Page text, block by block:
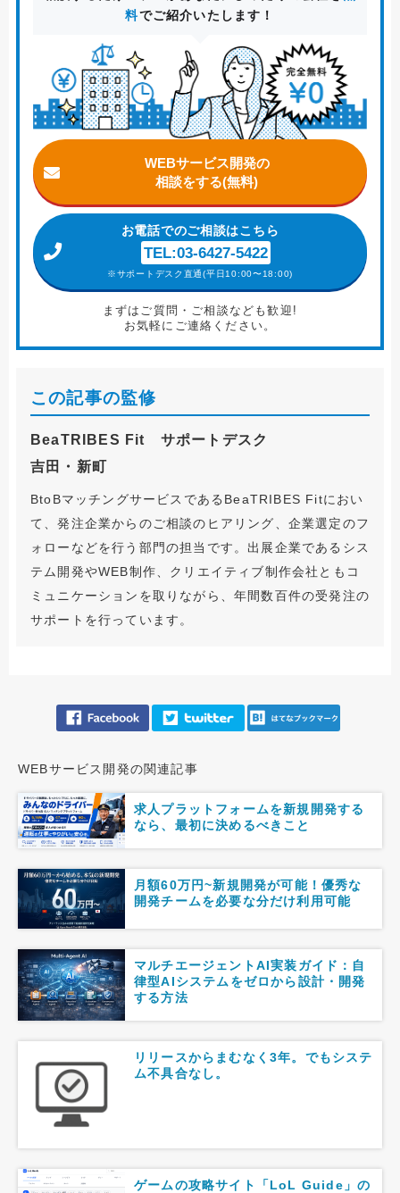
料でご紹介いたします！
WEBサービス開発の
相談をする(無料)
お電話でのご相談はこちら
TEL:03-6427-5422
※サポートデスク直通(平日10:00〜18:00)
まずはご質問・ご相談なども歓迎!
お気軽にご連絡ください。
この記事の監修
BeaTRIBES Fit サポートデスク
吉田・新町
BtoBマッチングサービスであるBeaTRIBES Fitにおい
て、発注企業からのご相談のヒアリング、企業選定のフ
ォローなどを行う部門の担当です。出展企業であるシス
テム開発やWEB制作、クリエイティブ制作会社ともコ
ミュニケーションを取りながら、年間数百件の受発注の
サポートを行っています。
WEBサービス開発の関連記事
求人プラットフォームを新規開発する
なら、最初に決めるべきこと
月額60万円~新規開発が可能！優秀な
開発チームを必要な分だけ利用可能
マルチエージェントAI実装ガイド：自
律型AIシステムをゼロから設計・開発
する方法
リリースからまむなく3年。でもシステ
ム不具合なし。
ゲームの攻略サイト「LoL Guide」の